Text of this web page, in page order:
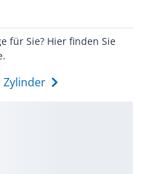
für Sie? Hier finden Sie